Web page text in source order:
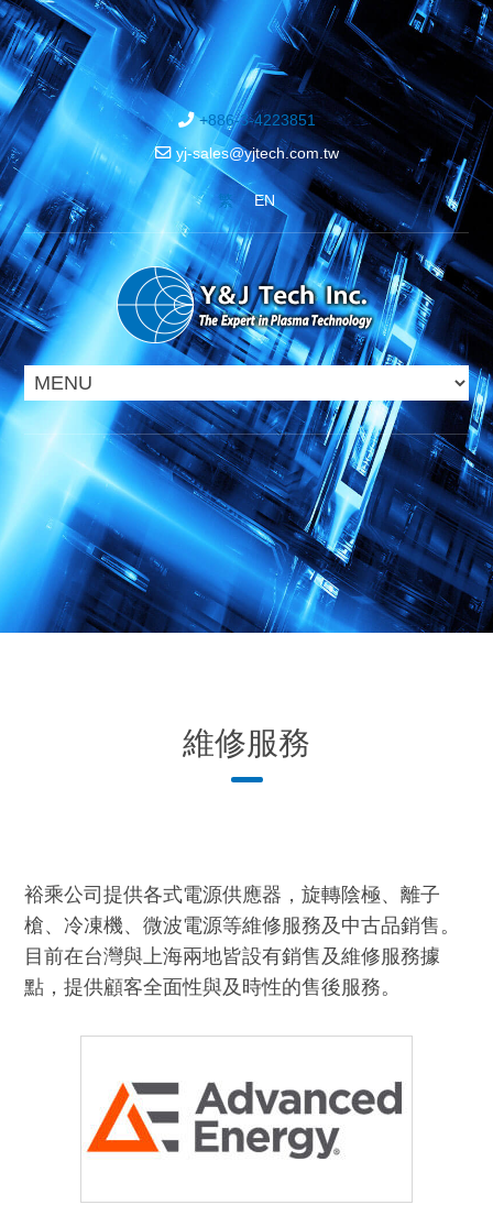
+886-3-4223851
yj-sales@yjtech.com.tw
繁 EN
維修服務
裕乘公司提供各式電源供應器，旋轉陰極、離子
槍、冷凍機、微波電源等維修服務及中古品銷售。
目前在台灣與上海兩地皆設有銷售及維修服務據
點，提供顧客全面性與及時性的售後服務。